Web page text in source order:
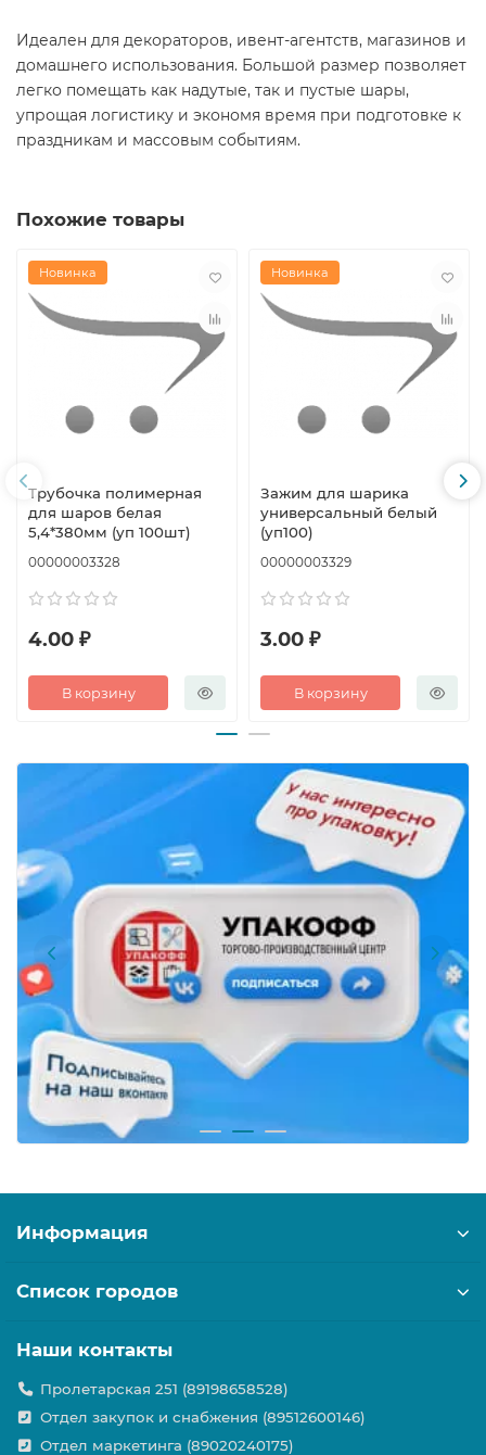
Идеален для декораторов, ивент-агентств, магазинов и
домашнего использования. Большой размер позволяет
легко помещать как надутые, так и пустые шары,
упрощая логистику и экономя время при подготовке к
праздникам и массовым событиям.
Похожие товары
Новинка
Трубочка полимерная
для шаров белая
5,4*380мм (уп 100шт)
00000003328
4.00 ₽
В корзину
Новинка
Зажим для шарика
универсальный белый
(уп100)
00000003329
3.00 ₽
В корзину
Информация
Список городов
Наши контакты
Пролетарская 251 (89198658528)
Отдел закупок и снабжения (89512600146)
Отдел маркетинга (89020240175)